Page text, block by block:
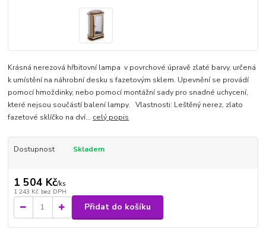
Krásná nerezová hřbitovní lampa v povrchové úpravě zlaté barvy, určená
k umístění na náhrobní desku s fazetovým sklem. Upevnění se provádí
pomocí hmoždinky, nebo pomocí montážní sady pro snadné uchycení,
které nejsou součástí balení lampy. Vlastnosti: Leštěný nerez, zlato
fazetové sklíčko na dví... celý popis
Dostupnost Skladem
1 504 Kč/ks
1 243 Kč bez DPH
Přidat do košíku